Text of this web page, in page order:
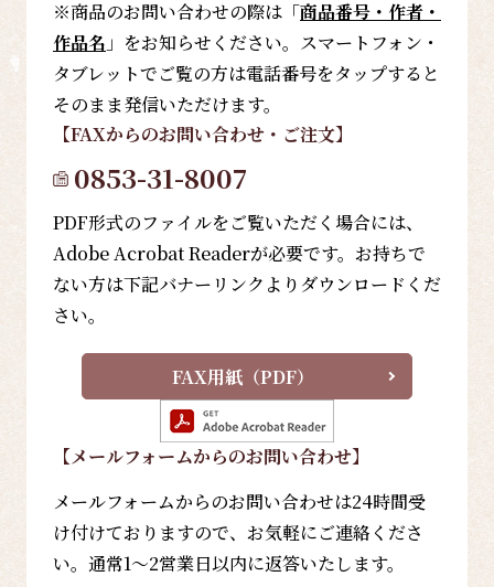
※商品のお問い合わせの際は「商品番号・作者・
作品名 」をお知らせください。スマートフォン・
タブレットでご覧の方は電話番号をタップすると
そのまま発信いただけます。
【FAXからのお問い合わせ・ご注文】
0853-31-8007
PDF形式のファイルをご覧いただく場合には、
Adobe Acrobat Readerが必要です。お持ちで
ない方は下記バナーリンクよりダウンロードくだ
さい。
FAX用紙（PDF）
【メールフォームからのお問い合わせ】
メールフォームからのお問い合わせは24時間受
け付けておりますので、お気軽にご連絡くださ
い。通常1～2営業日以内に返答いたします。